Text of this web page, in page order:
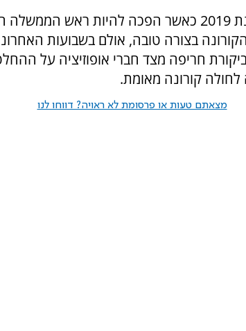
מרין בת ה-36 התפרסמה בשנת 2019 כאשר הפכה להיות
בצורה טובה, אולם בשבועות
חריפה מצד חברי אופוזיציה על
קורונה מאומת.
מצאתם טעות או פרסומת לא ראויה? דווחו לנו